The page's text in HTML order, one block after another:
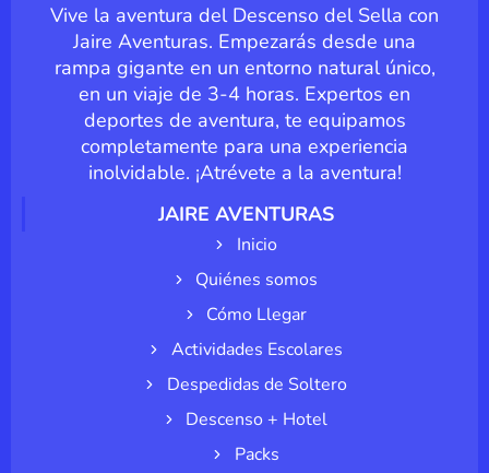
Vive la aventura del Descenso del Sella con
Jaire Aventuras. Empezarás desde una
rampa gigante en un entorno natural único,
en un viaje de 3-4 horas. Expertos en
deportes de aventura, te equipamos
completamente para una experiencia
inolvidable. ¡Atrévete a la aventura!
JAIRE AVENTURAS
Inicio
Quiénes somos
Cómo Llegar
Actividades Escolares
Despedidas de Soltero
Descenso + Hotel
Packs